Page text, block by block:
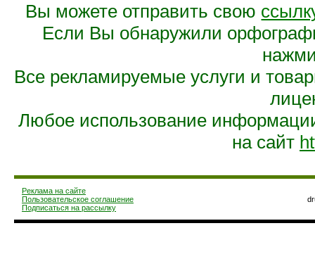
Вы можете отправить свою
Если Вы обнаружили
Все рекламируемые услуги и
Любое использование
на сайт
Реклама на сайте
Пользовательское соглашение
Подписаться на рассылку